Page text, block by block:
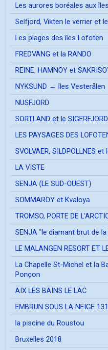
Les aurores boréales aux
Selfjord, Vikten le verrier et
Les plages des îles Lofoten
FREDVANG et la RANDO
REINE, HAMNOY et
NYKSUND → îles Vesterålen
NUSFJORD
SORTLAND et le SIGERFJORD
LES PAYSAGES DES
SVOLVAER, SILDPOLLNES et
LA VISTE
SENJA (LE SUD-OUEST)
SOMMAROY et Kvaloya
TROMSO, PORTE DE
SENJA "le diamant brut de
LE MALANGEN RESORT ET
La Chapelle St-Michel et la
Ponçon
AIX LES BAINS LE LAC
EMBRUN SOUS LA NEIGE
la piscine du Roustou
Bruxelles 2018